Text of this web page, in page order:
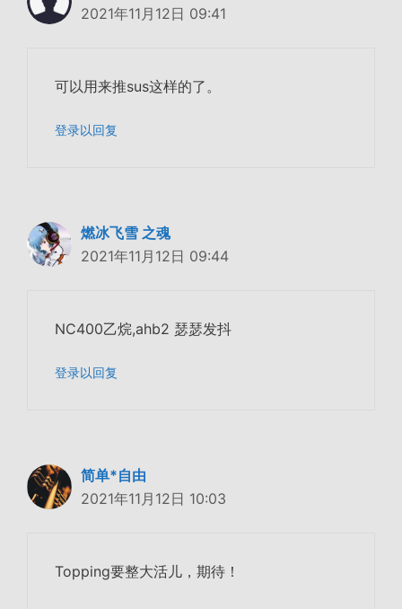
2021年11月12日 09:41
可以用来推sus这样的了。
登录以回复
燃冰飞雪 之魂
2021年11月12日 09:44
NC400乙烷,ahb2 瑟瑟发抖
登录以回复
简单*自由
2021年11月12日 10:03
Topping要整大活儿，期待！